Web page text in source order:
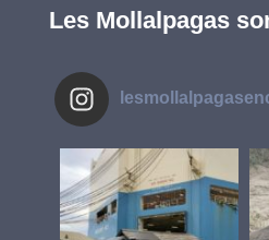
Les Mollalpagas